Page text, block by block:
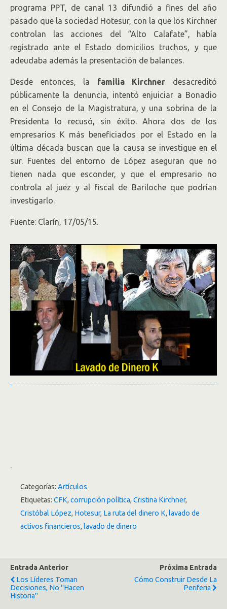
programa PPT, de canal 13 difundió a fines del año
pasado que la sociedad Hotesur, con la que los Kirchner
controlan las acciones del “Alto Calafate”, había
registrado ante el Estado domicilios truchos, y que
adeudaba además la presentación de balances.
Desde entonces, la familia Kirchner desacreditó
públicamente la denuncia, intentó enjuiciar a Bonadio
en el Consejo de la Magistratura, y una sobrina de la
Presidenta lo recusó, sin éxito. Ahora dos de los
empresarios K más beneficiados por el Estado en la
última década buscan que la causa se investigue en el
sur. Fuentes del entorno de López aseguran que no
tienen nada que esconder, y que el empresario no
controla al juez y al fiscal de Bariloche que podrían
investigarlo.
Fuente: Clarín, 17/05/15.
.
Categorías: Artículos
Etiquetas: CFK, corrupción política, Cristina Kirchner,
Cristóbal López, Hotesur, La ruta del dinero K, lavado de
activos financieros, lavado de dinero
Entrada Anterior
Los Líderes Toman
Decisiones, No "hacen
Historia"
Próxima Entrada
Cómo Construir Desde La
Periferia